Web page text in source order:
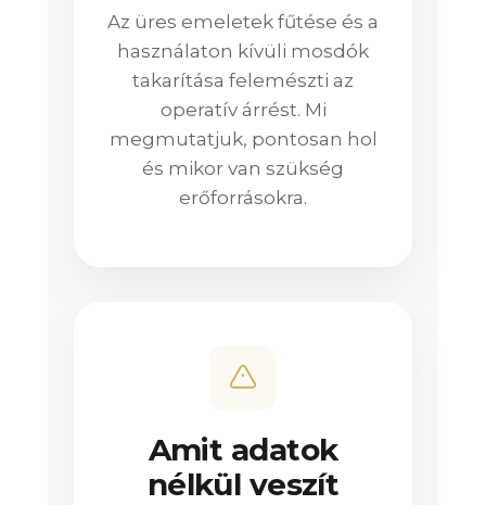
Az üres emeletek fűtése és a
használaton kívüli mosdók
takarítása felemészti az
operatív árrést. Mi
megmutatjuk, pontosan hol
és mikor van szükség
erőforrásokra.
Amit adatok
nélkül veszít